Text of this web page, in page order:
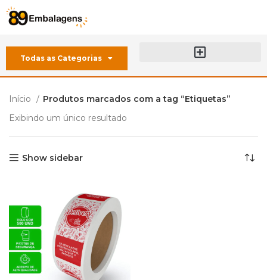
Todas as Categorias
Início
Produtos marcados com a tag “Etiquetas”
Exibindo um único resultado
Show sidebar